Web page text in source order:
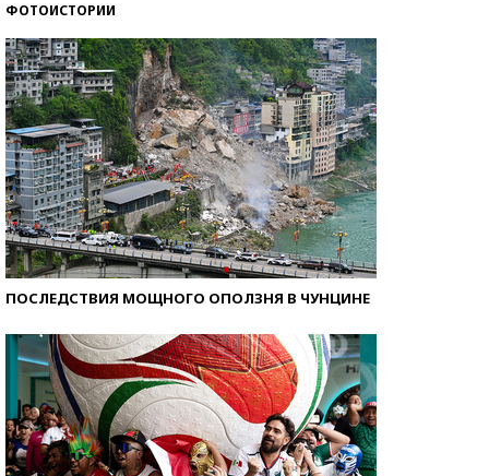
ФОТОИСТОРИИ
ПОСЛЕДСТВИЯ МОЩНОГО ОПОЛЗНЯ В ЧУНЦИНЕ